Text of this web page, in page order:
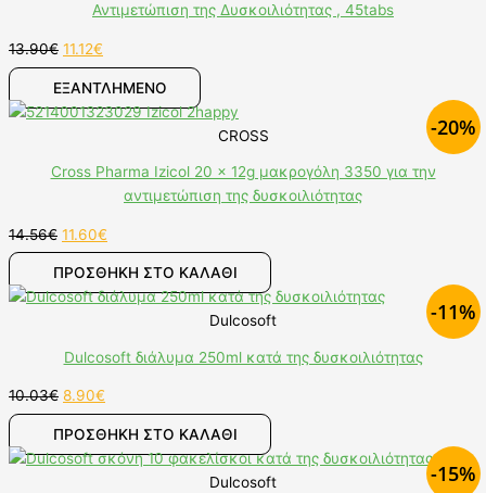
Αντιμετώπιση της Δυσκοιλιότητας , 45tabs
13.90€ 11.12€
ΕΞΑΝΤΛΗΜΕΝΟ
-20%
CROSS
Cross Pharma Izicol 20 x 12g μακρογόλη 3350 για την
αντιμετώπιση της δυσκοιλιότητας
14.56€ 11.60€
ΠΡΟΣΘΉΚΗ ΣΤΟ ΚΑΛΆΘΙ
-11%
Dulcosoft
Dulcosoft διάλυμα 250ml κατά της δυσκοιλιότητας
10.03€ 8.90€
ΠΡΟΣΘΉΚΗ ΣΤΟ ΚΑΛΆΘΙ
-15%
Dulcosoft